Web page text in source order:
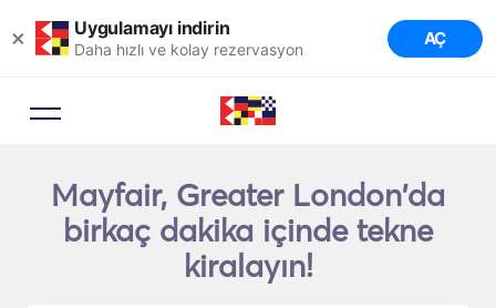
× Uygulamayı indirin
Daha hızlı ve kolay rezervasyon AÇ
Mayfair, Greater London'da
birkaç dakika içinde tekne
kiralayın!